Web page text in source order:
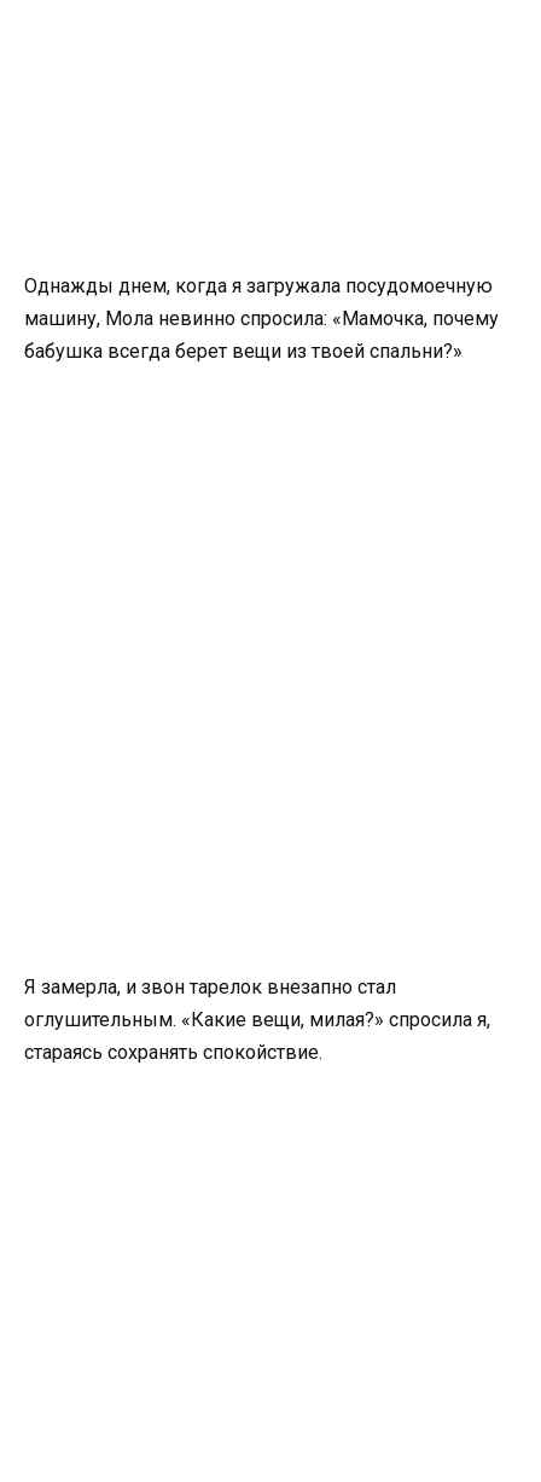
Однажды днем, когда я загружала посудомоечную
машину, Мола невинно спросила: «Мамочка, почему
бабушка всегда берет вещи из твоей спальни?»
Я замерла, и звон тарелок внезапно стал
оглушительным. «Какие вещи, милая?» спросила я,
стараясь сохранять спокойствие.